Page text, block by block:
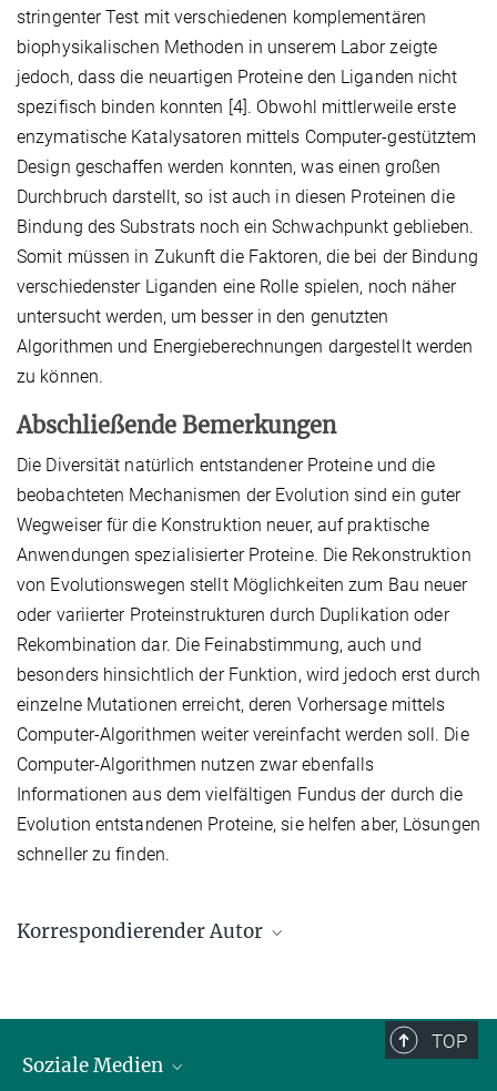
stringenter Test mit verschiedenen komplementären
biophysikalischen Methoden in unserem Labor zeigte
jedoch, dass die neuartigen Proteine den Liganden nicht
spezifisch binden konnten [4]. Obwohl mittlerweile erste
enzymatische Katalysatoren mittels Computer-gestütztem
Design geschaffen werden konnten, was einen großen
Durchbruch darstellt, so ist auch in diesen Proteinen die
Bindung des Substrats noch ein Schwachpunkt geblieben.
Somit müssen in Zukunft die Faktoren, die bei der Bindung
verschiedenster Liganden eine Rolle spielen, noch näher
untersucht werden, um besser in den genutzten
Algorithmen und Energieberechnungen dargestellt werden
zu können.
Abschließende Bemerkungen
Die Diversität natürlich entstandener Proteine und die
beobachteten Mechanismen der Evolution sind ein guter
Wegweiser für die Konstruktion neuer, auf praktische
Anwendungen spezialisierter Proteine. Die Rekonstruktion
von Evolutionswegen stellt Möglichkeiten zum Bau neuer
oder variierter Proteinstrukturen durch Duplikation oder
Rekombination dar. Die Feinabstimmung, auch und
besonders hinsichtlich der Funktion, wird jedoch erst durch
einzelne Mutationen erreicht, deren Vorhersage mittels
Computer-Algorithmen weiter vereinfacht werden soll. Die
Computer-Algorithmen nutzen zwar ebenfalls
Informationen aus dem vielfältigen Fundus der durch die
Evolution entstandenen Proteine, sie helfen aber, Lösungen
schneller zu finden.
Korrespondierender Autor
TOP
Soziale Medien